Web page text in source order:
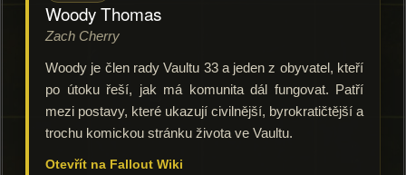
Woody Thomas
Zach Cherry
Woody je člen rady Vaultu 33 a jeden z obyvatel, kteří
po útoku řeší, jak má komunita dál fungovat. Patří
mezi postavy, které ukazují civilnější, byrokratičtější a
trochu komickou stránku života ve Vaultu.
Otevřít na Fallout Wiki